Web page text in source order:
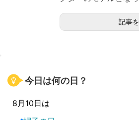
記事
今日は何の日？
8月10日は